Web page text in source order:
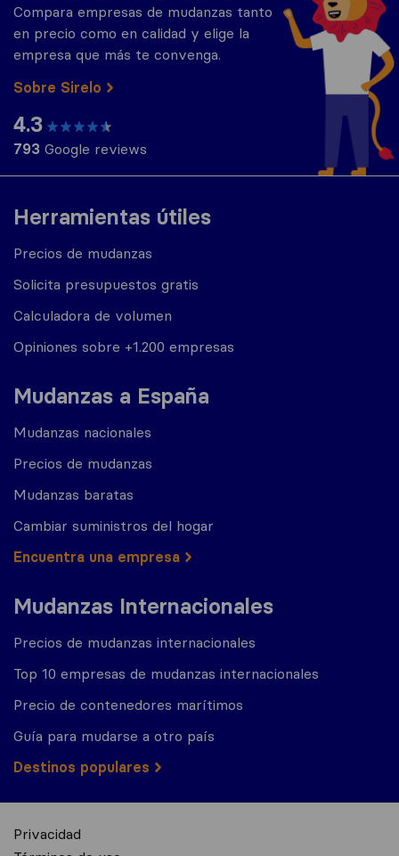
Herramientas útiles
Precios de mudanzas
Solicita presupuestos gratis
Calculadora de volumen
Opiniones sobre +1.200 empresas
Mudanzas a España
Mudanzas nacionales
Precios de mudanzas
Mudanzas baratas
Cambiar suministros del hogar
Encuentra una empresa
Mudanzas Internacionales
Precios de mudanzas internacionales
Top 10 empresas de mudanzas internacionales
Precio de contenedores marítimos
Guía para mudarse a otro país
Destinos populares
Compara empresas de mudanzas tanto
en precio como en calidad y elige la
empresa que más te convenga.
Sobre Sirelo
4.3
793 Google reviews
Privacidad